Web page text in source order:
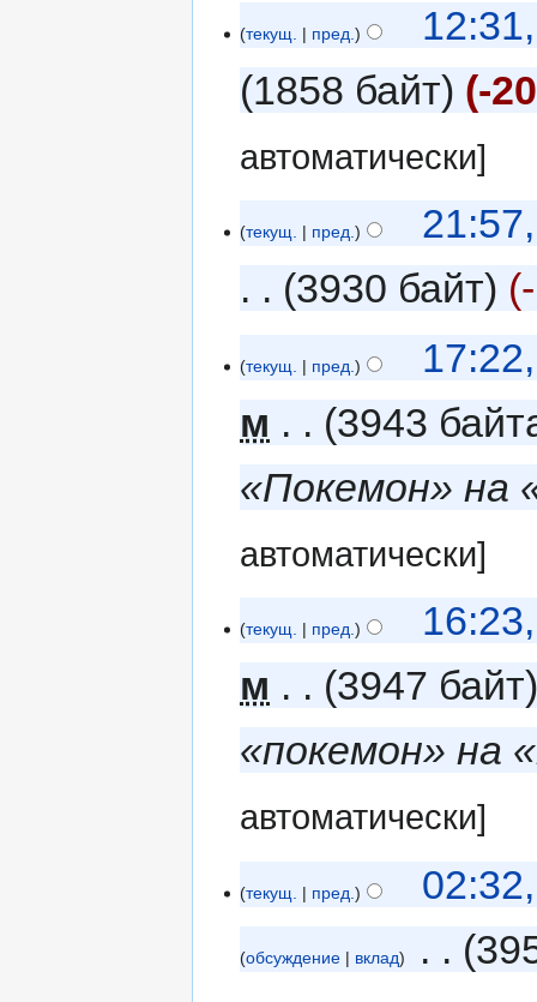
текущ. пред.
1858 байт
-
автоматически]
текущ. пред.
3930 байт
текущ. пред.
м
3943
«Покемон» на
автоматически]
текущ. пред.
м
3947 байт
«покемон» на
автоматически]
текущ. пред.
обсуждение вклад